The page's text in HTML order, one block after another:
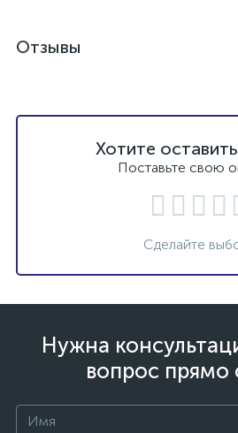
Отзывы
Хотите
Поставьте свою
Сделайте
Нужна
вопрос прямо